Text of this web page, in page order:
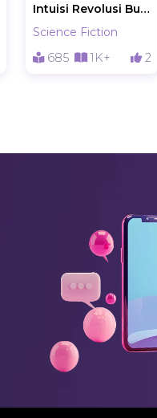
Intuisi Revolusi Bumi
Science Fiction
685
1K+ 2